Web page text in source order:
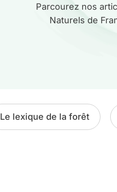
Parcourez nos
Naturels de
Le lexique de la forêt